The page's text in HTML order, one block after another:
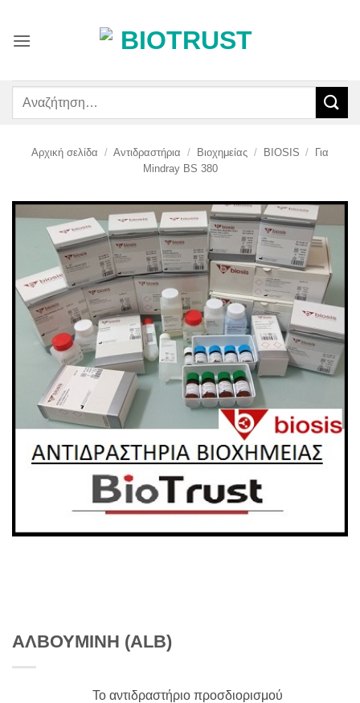
περιεχόμενο
Αναζήτηση
Αρχική σελίδα / Αντιδραστήρια / Βιοχημείας / BIOSIS /
Για
Mindray BS 380
ΑΛΒΟΥΜΙΝΗ (ALB)
Το αντιδραστήριο προσδιορισμού